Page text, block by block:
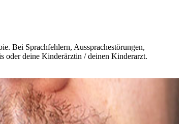
Bei Sprachfehlern, Aussprachestörungen,
oder deine Kinderärztin / deinen Kinderarzt.